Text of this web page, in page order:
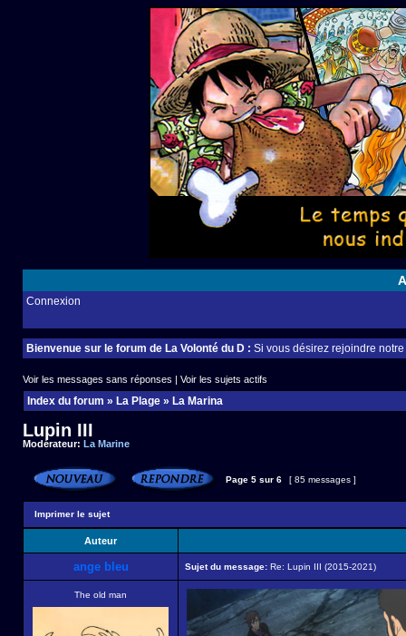
Connexion
Bienvenue sur le forum de La Volonté du D : Si vous désirez rejoindre
Voir les messages sans réponses | Voir les sujets actifs
Index du forum » La Plage » La Marina
Lupin III
Modérateur: La Marine
Page 5 sur 6 [ 85 messages ]
Imprimer le sujet
Auteur
ange bleu Sujet du message: Re: Lupin III (2015-2021)
The old man